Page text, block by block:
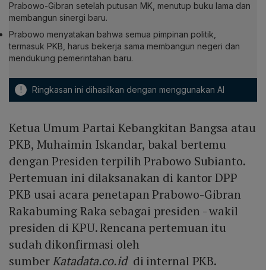
Prabowo-Gibran setelah putusan MK, menutup buku lama dan
membangun sinergi baru.
Prabowo menyatakan bahwa semua pimpinan politik,
termasuk PKB, harus bekerja sama membangun negeri dan
mendukung pemerintahan baru.
! Ringkasan ini dihasilkan dengan menggunakan AI
Ketua Umum Partai Kebangkitan Bangsa atau
PKB, Muhaimin Iskandar, bakal bertemu
dengan Presiden terpilih Prabowo Subianto.
Pertemuan ini dilaksanakan di kantor DPP
PKB usai acara penetapan Prabowo-Gibran
Rakabuming Raka sebagai presiden - wakil
presiden di KPU. Rencana pertemuan itu
sudah dikonfirmasi oleh
sumberKatadata.co.id di internal PKB.